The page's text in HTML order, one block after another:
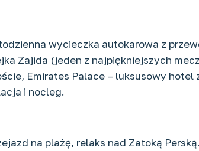
wycieczka autokarowa z
Zajida (jeden z najpiękniejszych
Emirates Palace – luksusowy
i nocleg.
na plażę, relaks nad Zatoką